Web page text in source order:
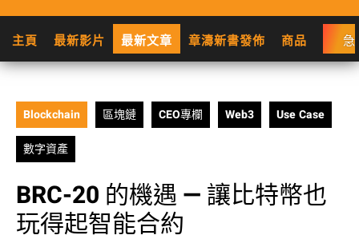
主頁 最新影片 最新文章 章濤新書發佈 商品 急
Blockchain 區塊鏈 CEO專欄 Web3 Use Case
數字資產
BRC-20 的機遇 — 讓比特幣也
玩得起智能合約